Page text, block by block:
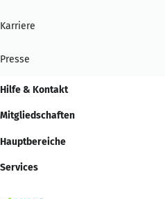
Karriere
Presse
Hilfe & Kontakt
Mitgliedschaften
Hauptbereiche
Services